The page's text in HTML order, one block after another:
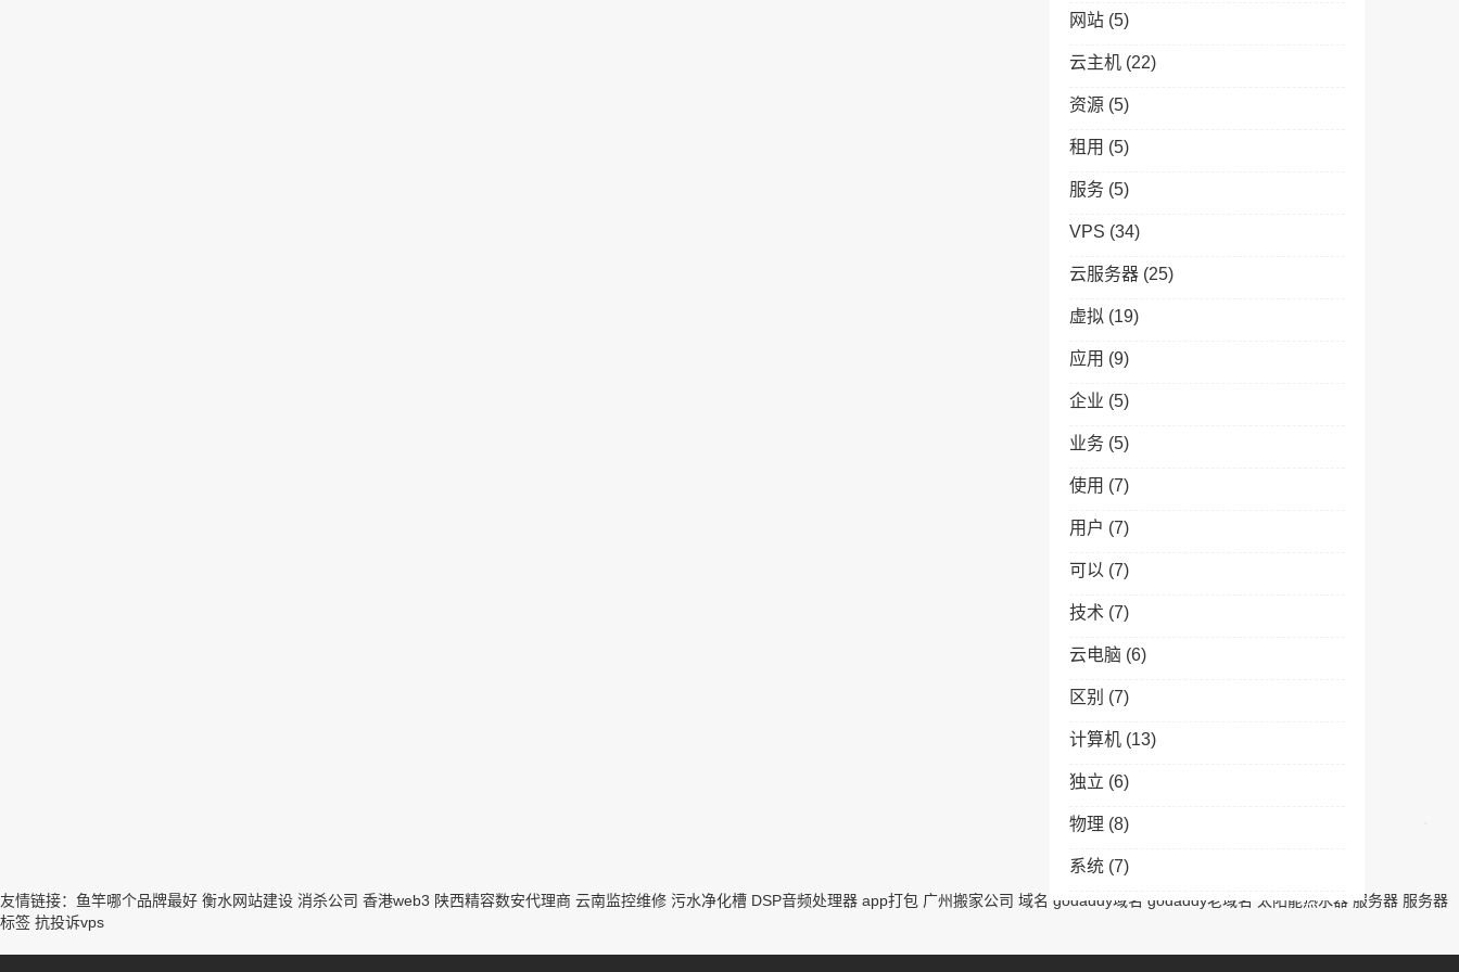
网站 (5)
云主机 (22)
资源 (5)
租用 (5)
服务 (5)
VPS (34)
云服务器 (25)
虚拟 (19)
应用 (9)
企业 (5)
业务 (5)
使用 (7)
用户 (7)
可以 (7)
技术 (7)
云电脑 (6)
区别 (7)
计算机 (13)
独立 (6)
物理 (8)
系统 (7)
友情链接： 鱼竿哪个品牌最好 衡水网站建设 消杀公司 香港web3 陕西精容数安代理商 云南监控维修 污水净化槽 DSP音频处理器 app打包 广州搬家公司 域名 godaddy域名 godaddy老域名 太阳能热水器 服务器 服务器
标签 抗投诉vps